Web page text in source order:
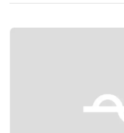
Previous slide